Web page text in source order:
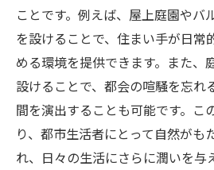
ことです。例えば、屋上庭園やバ
を設けることで、住まい手が日常
める環境を提供できます。また、
設けることで、都会の喧騒を忘れ
間を演出することも可能です。こ
り、都市生活者にとって自然がも
れ、日々の生活にさらに潤いを与